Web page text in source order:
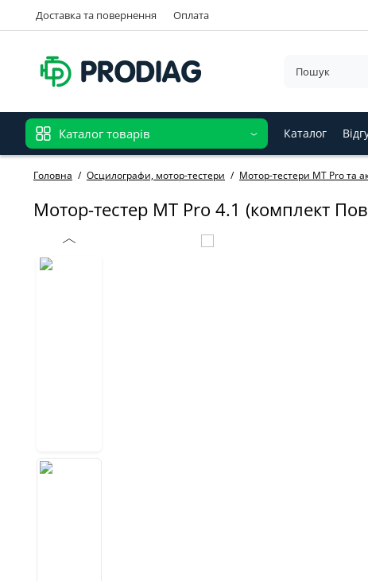
Доставка та повернення Оплата
Каталог товарів Каталог
Головна Осцилографи, мотор-тестери Мотор-тестери MT Pro та
Мотор-тестер MT Pro 4.1 (комплект